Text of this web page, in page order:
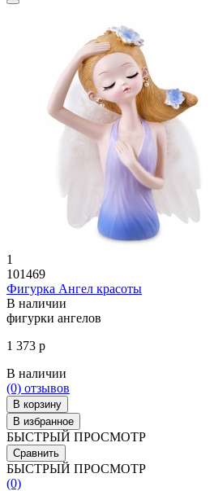
1
101469
Фигурка Ангел красоты
В наличии
фигурки ангелов
1 373 р
В наличии
(0) отзывов
В корзину
В избранное
БЫСТРЫЙ ПРОСМОТР
Сравнить
БЫСТРЫЙ ПРОСМОТР
(0)